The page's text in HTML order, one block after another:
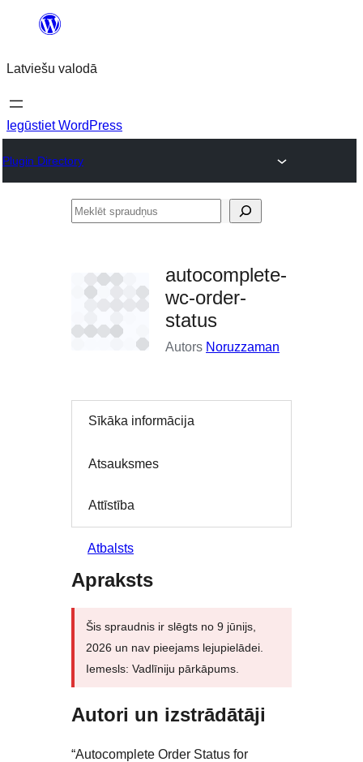
Pāriet
saturu
Latviešu valodā
Iegūstiet WordPress
Plugin Directory
Meklēt
autocomplete-
wc-order-
status
Autors Noruzzaman
Sīkāka informācija
Atsauksmes
Attīstība
Atbalsts
Apraksts
Šis spraudnis ir slēgts no 9 jūnijs,
2026 un nav pieejams lejupielādei.
Iemesls: Vadlīniju pārkāpums.
Autori un izstrādātāji
“Autocomplete Order Status for